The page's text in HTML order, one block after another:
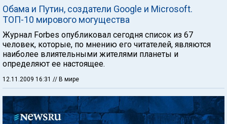
Обама и Путин, создатели Google и Microsoft.
ТОП-10 мирового могущества
Журнал Forbes опубликовал сегодня список из 67
человек, которые, по мнению его читателей, являются
наиболее влиятельными жителями планеты и
определяют ее настоящее.
12.11.2009 16:31 // В мире